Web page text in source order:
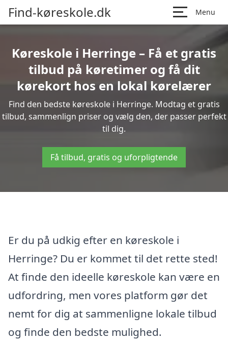
Find-køreskole.dk Menu
Køreskole i Herringe – Få et gratis
tilbud på køretimer og få dit
kørekort hos en lokal kørelærer
Find den bedste køreskole i Herringe. Modtag et gratis
tilbud, sammenlign priser og vælg den, der passer perfekt
til dig.
Få tilbud, gratis og uforpligtende
Er du på udkig efter en køreskole i
Herringe? Du er kommet til det rette sted!
At finde den ideelle køreskole kan være en
udfordring, men vores platform gør det
nemt for dig at sammenligne lokale tilbud
og finde den bedste mulighed.